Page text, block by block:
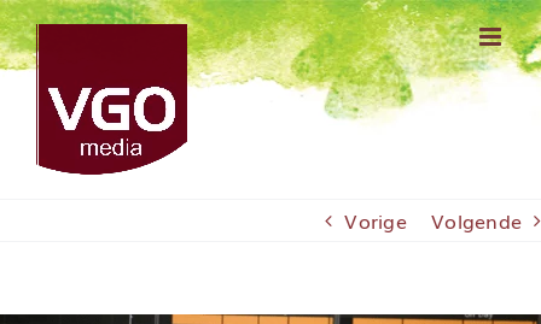
Ga
naar
inhoud
Vorige Volgende